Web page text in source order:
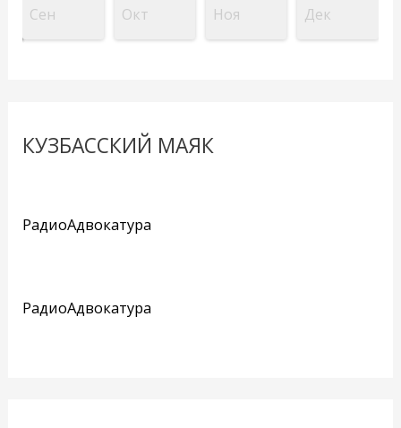
Сен Окт Ноя Дек
КУЗБАССКИЙ МАЯК
РадиоАдвокатура
РадиоАдвокатура